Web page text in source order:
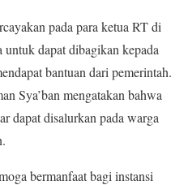
pada para ketua RT di
dapat dibagikan kepada
bantuan dari pemerintah.
Sya’ban mengatakan bahwa
dapat disalurkan pada warga
bermanfaat bagi instansi